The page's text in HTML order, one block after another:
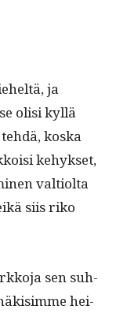
ja
olisi kyl­lä
kos­ka
kehyk­set,
val­ti­ol­ta
siis riko
sen suh­
hei­